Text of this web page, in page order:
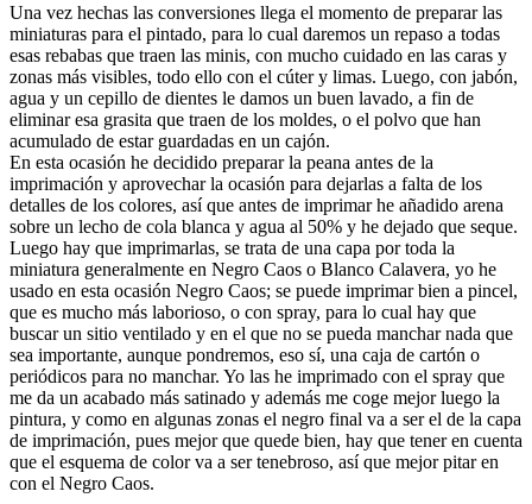
Una vez hechas las conversiones llega el momento de preparar las
miniaturas para el pintado, para lo cual daremos un repaso a todas
esas rebabas que traen las minis, con mucho cuidado en las caras y
zonas más visibles, todo ello con el cúter y limas. Luego, con jabón,
agua y un cepillo de dientes le damos un buen lavado, a fin de
eliminar esa grasita que traen de los moldes, o el polvo que han
acumulado de estar guardadas en un cajón.
En esta ocasión he decidido preparar la peana antes de la
imprimación y aprovechar la ocasión para dejarlas a falta de los
detalles de los colores, así que antes de imprimar he añadido arena
sobre un lecho de cola blanca y agua al 50% y he dejado que seque.
Luego hay que imprimarlas, se trata de una capa por toda la
miniatura generalmente en Negro Caos o Blanco Calavera, yo he
usado en esta ocasión Negro Caos; se puede imprimar bien a pincel,
que es mucho más laborioso, o con spray, para lo cual hay que
buscar un sitio ventilado y en el que no se pueda manchar nada que
sea importante, aunque pondremos, eso sí, una caja de cartón o
periódicos para no manchar. Yo las he imprimado con el spray que
me da un acabado más satinado y además me coge mejor luego la
pintura, y como en algunas zonas el negro final va a ser el de la capa
de imprimación, pues mejor que quede bien, hay que tener en cuenta
que el esquema de color va a ser tenebroso, así que mejor pitar en
con el Negro Caos.